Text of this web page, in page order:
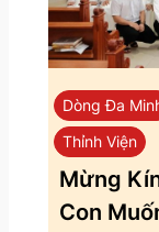
Dòng Đa
Thỉnh Viện
Mừng
Con